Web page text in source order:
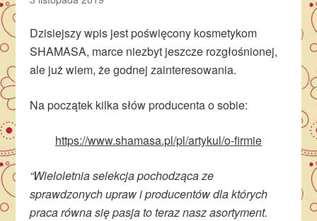
Dzisiejszy wpis jest poświęcony kosmetykom
SHAMASA, marce niezbyt jeszcze rozgłośnionej,
ale już wiem, że godnej zainteresowania.
Na początek kilka słów producenta o sobie:
https://www.shamasa.pl/pl/artykul/o-firmie
“Wieloletnia selekcja pochodząca ze
sprawdzonych upraw i producentów dla których
praca równa się pasja to teraz nasz asortyment.